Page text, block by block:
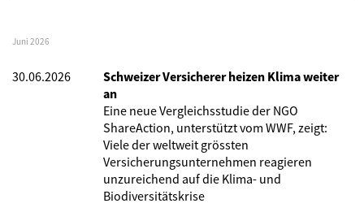
Juni 2026
30.06.2026
Schweizer Versicherer heizen Klima weiter
an
Eine neue Vergleichsstudie der NGO
ShareAction, unterstützt vom WWF, zeigt:
Viele der weltweit grössten
Versicherungsunternehmen reagieren
unzureichend auf die Klima- und
Biodiversitätskrise